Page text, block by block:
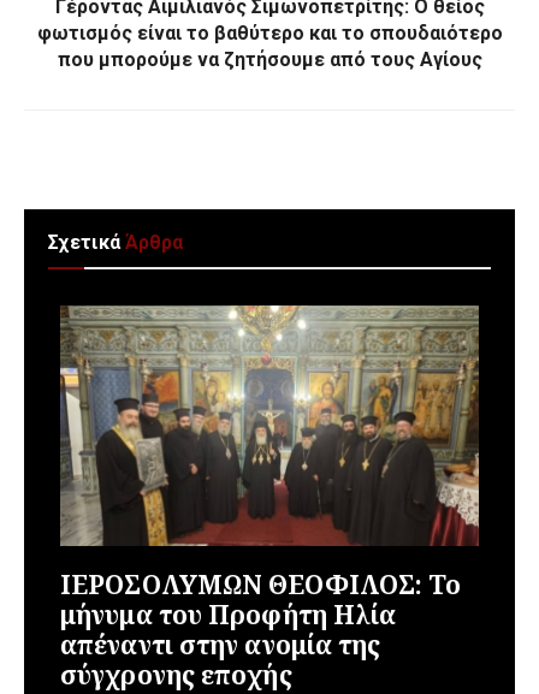
Γέροντας Αιμιλιανός Σιμωνοπετρίτης: Ο θείος
φωτισμός είναι το βαθύτερο και το σπουδαιότερο
που μπορούμε να ζητήσουμε από τους Αγίους
ΣχετικάΆρθρα
ΙΕΡΟΣΟΛΥΜΩΝ ΘΕΟΦΙΛΟΣ: Το
μήνυμα του Προφήτη Ηλία
απέναντι στην ανομία της
σύγχρονης εποχής